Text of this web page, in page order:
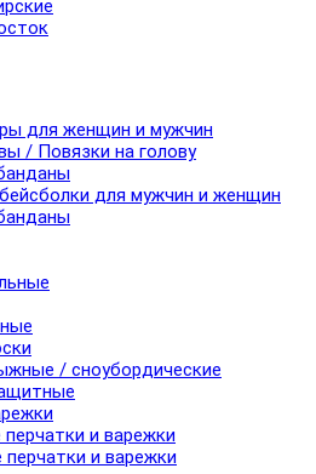
для женщин и мужчин
/ Повязки на голову
для мужчин и женщин
/ сноубордические
и варежки
и варежки